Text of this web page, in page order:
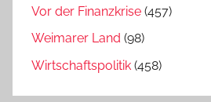
Vor der Finanzkrise (457)
Weimarer Land (98)
Wirtschaftspolitik (458)